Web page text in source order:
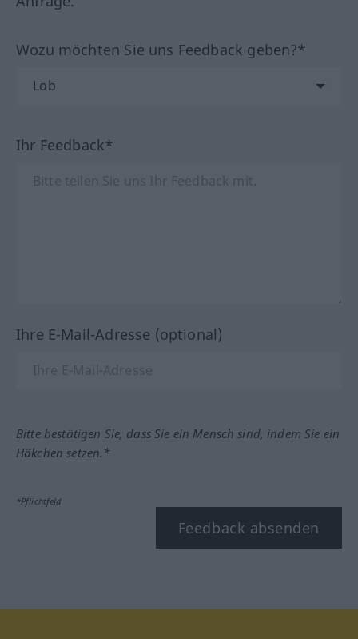
Wozu möchten Sie uns Feedback geben?*
Ihr Feedback*
Ihre E-Mail-Adresse (optional)
Bitte bestätigen Sie, dass Sie ein Mensch sind, indem Sie ein
Häkchen setzen.*
*Pflichtfeld
Feedback absenden